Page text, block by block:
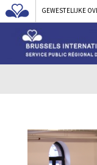
GEWESTELIJKE